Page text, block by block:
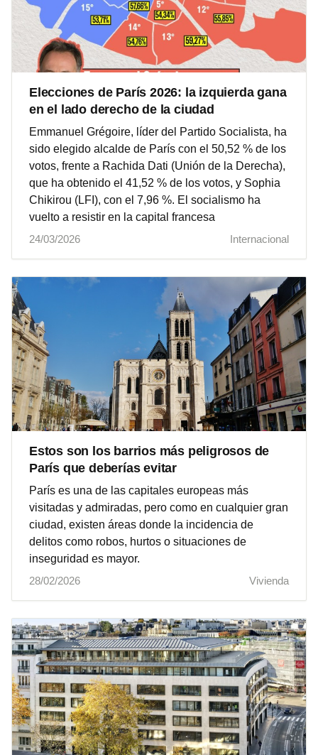
Elecciones de París 2026: la izquierda gana
en el lado derecho de la ciudad
Emmanuel Grégoire, líder del Partido Socialista, ha
sido elegido alcalde de París con el 50,52 % de los
votos, frente a Rachida Dati (Unión de la Derecha),
que ha obtenido el 41,52 % de los votos, y Sophia
Chikirou (LFI), con el 7,96 %. El socialismo ha
vuelto a resistir en la capital francesa
24/03/2026
Internacional
Estos son los barrios más peligrosos de
París que deberías evitar
París es una de las capitales europeas más
visitadas y admiradas, pero como en cualquier gran
ciudad, existen áreas donde la incidencia de
delitos como robos, hurtos o situaciones de
inseguridad es mayor.
28/02/2026
Vivienda